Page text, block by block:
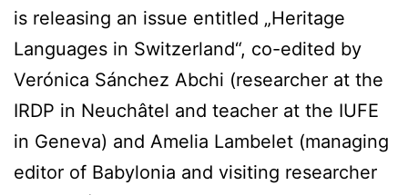
is releasing an issue entitled „Heritage
Languages in Switzerland“, co-edited by
Verónica Sánchez Abchi (researcher at the
IRDP in Neuchâtel and teacher at the IUFE
in Geneva) and Amelia Lambelet (managing
editor of Babylonia and visiting researcher